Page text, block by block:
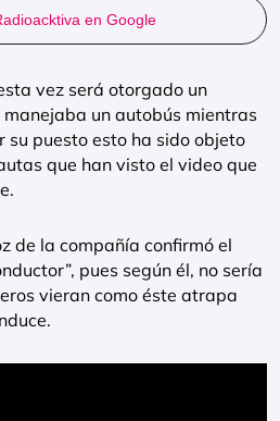
en Google
vez será otorgado un
un autobús mientras
su puesto esto ha sido objeto
que han visto el video que
de la compañía confirmó el
pues según él, no sería
vieran como éste atrapa